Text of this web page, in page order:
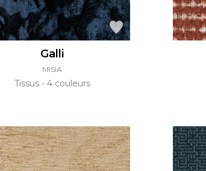
Galli
MISIA
Tissus 4 couleurs